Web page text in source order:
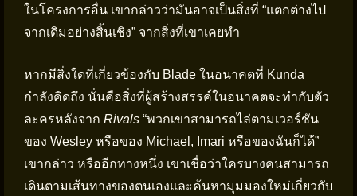
ในโครงการอื่น เขากล่าวว่ามันอาจเป็นสิ่งที่ “แตกต่างไป
จากเดิมอย่างสิ้นเชิง” จากสิ่งที่เขาเคยทำ
หากมีสิ่งใดที่เกี่ยวข้องกับ Blade ในอนาคตที่ Kunda
กำลังคิดถึง นั่นคือสิ่งที่ผู้สร้างสรรค์ในอนาคตจะทำกับตัว
ละครหลังจาก Rivals “พวกเขาสามารถไล่ตามเวอร์ชัน
ของ Wesley หรือของ Michael, Imari หรือของฉันก็ได้”
เขากล่าว หรืออีกทางหนึ่ง เขาเชื่อว่าใครบางคนสามารถ
เดินตามเส้นทางของตนเองและค้นหามุมมองใหม่เกี่ยวกับ